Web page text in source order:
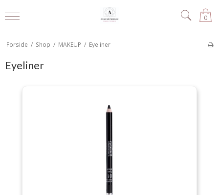
0
Forside / Shop / MAKEUP / Eyeliner
Eyeliner